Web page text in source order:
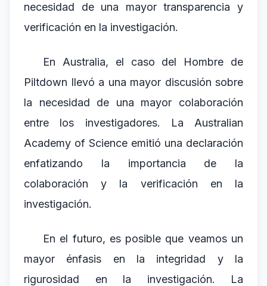
necesidad de una mayor transparencia y
verificación en la investigación.
En Australia, el caso del Hombre de
Piltdown llevó a una mayor discusión sobre
la necesidad de una mayor colaboración
entre los investigadores. La Australian
Academy of Science emitió una declaración
enfatizando la importancia de la
colaboración y la verificación en la
investigación.
En el futuro, es posible que veamos un
mayor énfasis en la integridad y la
rigurosidad en la investigación. La